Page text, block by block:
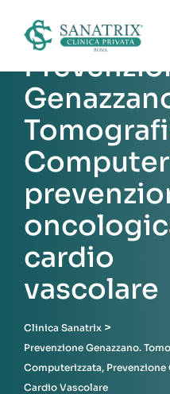
content
cardio
vascolare
Clinica Sanatrix >
Prevenzione Genazzano.
Computerizzata, Prevenzione
Cardio Vascolare